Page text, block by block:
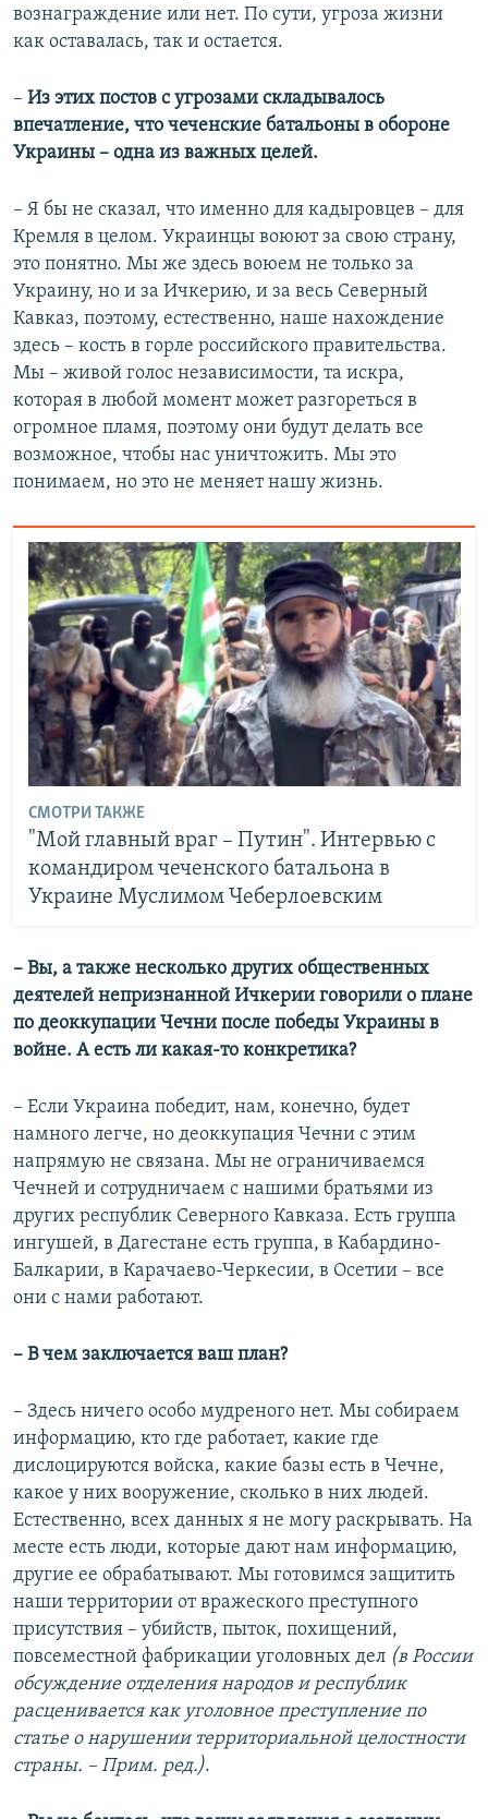
вознаграждение или нет. По сути, угроза жизни
как оставалась, так и остается.
– Из этих постов с угрозами складывалось
впечатление, что чеченские батальоны в обороне
Украины – одна из важных целей.
– Я бы не сказал, что именно для кадыровцев – для
Кремля в целом. Украинцы воюют за свою страну,
это понятно. Мы же здесь воюем не только за
Украину, но и за Ичкерию, и за весь Северный
Кавказ, поэтому, естественно, наше нахождение
здесь – кость в горле российского правительства.
Мы – живой голос независимости, та искра,
которая в любой момент может разгореться в
огромное пламя, поэтому они будут делать все
возможное, чтобы нас уничтожить. Мы это
понимаем, но это не меняет нашу жизнь.
СМОТРИ ТАКЖЕ
"Мой главный враг – Путин". Интервью с
командиром чеченского батальона в
Украине Муслимом Чеберлоевским
– Вы, а также несколько других общественных
деятелей непризнанной Ичкерии говорили о плане
по деоккупации Чечни после победы Украины в
войне. А есть ли какая-то конкретика?
– Если Украина победит, нам, конечно, будет
намного легче, но деоккупация Чечни с этим
напрямую не связана. Мы не ограничиваемся
Чечней и сотрудничаем с нашими братьями из
других республик Северного Кавказа. Есть группа
ингушей, в Дагестане есть группа, в Кабардино-
Балкарии, в Карачаево-Черкесии, в Осетии – все
они с нами работают.
– В чем заключается ваш план?
– Здесь ничего особо мудреного нет. Мы собираем
информацию, кто где работает, какие где
дислоцируются войска, какие базы есть в Чечне,
какое у них вооружение, сколько в них людей.
Естественно, всех данных я не могу раскрывать. На
месте есть люди, которые дают нам информацию,
другие ее обрабатывают. Мы готовимся защитить
наши территории от вражеского преступного
присутствия – убийств, пыток, похищений,
повсеместной фабрикации уголовных дел (в России
обсуждение отделения народов и республик
расценивается как уголовное преступление по
статье о нарушении территориальной целостности
страны. – Прим. ред.).